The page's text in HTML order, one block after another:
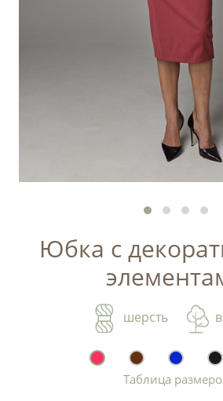
Юбка с
шерсть
Таблица